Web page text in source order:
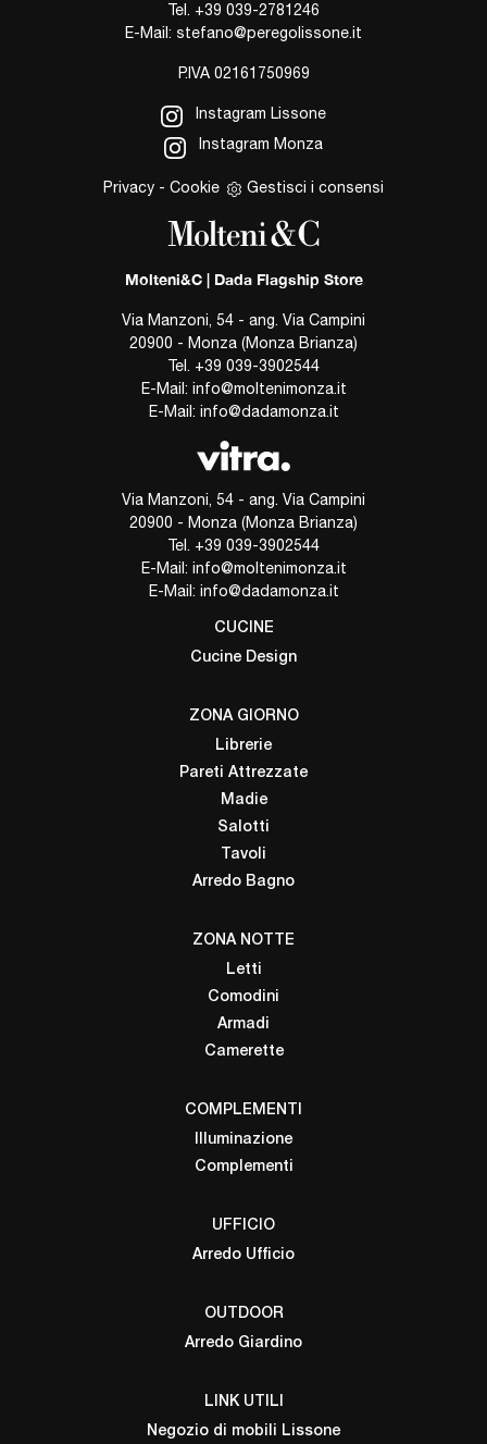
Tel. +39 039-2781246
E-Mail: stefano@peregolissone.it
P.IVA 02161750969
Instagram Lissone
Instagram Monza
Privacy - Cookie Gestisci i consensi
Molteni&C | Dada Flagship Store
Via Manzoni, 54 - ang. Via Campini
20900 - Monza (Monza Brianza)
Tel. +39 039-3902544
E-Mail: info@moltenimonza.it
E-Mail: info@dadamonza.it
Via Manzoni, 54 - ang. Via Campini
20900 - Monza (Monza Brianza)
Tel. +39 039-3902544
E-Mail: info@moltenimonza.it
E-Mail: info@dadamonza.it
CUCINE
Cucine Design
ZONA GIORNO
Librerie
Pareti Attrezzate
Madie
Salotti
Tavoli
Arredo Bagno
ZONA NOTTE
Letti
Comodini
Armadi
Camerette
COMPLEMENTI
Illuminazione
Complementi
UFFICIO
Arredo Ufficio
OUTDOOR
Arredo Giardino
LINK UTILI
Negozio di mobili Lissone